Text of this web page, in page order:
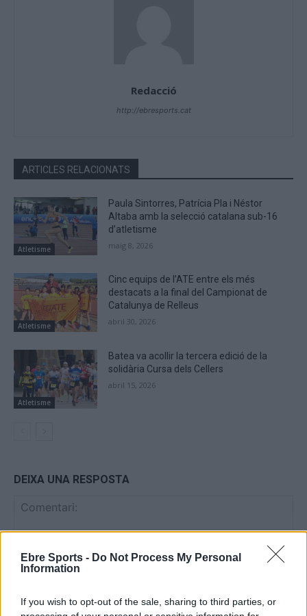
Ebre Sports - Do Not Process My Personal
Information
If you wish to opt-out of the sale, sharing to third parties, or
Redacció
http://ebresports.cat
ARTICLES RELACIONATS
Atletisme
Paula Sintorres, Patrícia Pla i Néstor
Altaba amb la selecció catalana sub-16
d’atletisme
maig 8, 2026
Atletisme
Cinc equips de l’ATE entre els més
destacats a la final del Campionat de
Catalunya de Relleus
abril 30, 2026
Atletisme
Batea va acollir la tercera edició de la
solidària Cursa dels Cellers
abril 15, 2026
DEIXA UNA RESPOSTA